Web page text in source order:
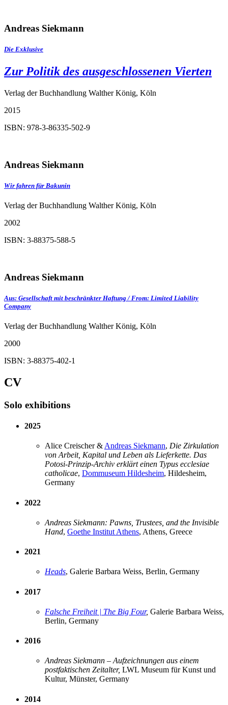
Andreas Siekmann
Die Exklusive
Zur Politik des ausgeschlossenen Vierten
Verlag der Buchhandlung Walther König, Köln
2015
ISBN: 978-3-86335-502-9
Andreas Siekmann
Wir fahren für Bakunin
Verlag der Buchhandlung Walther König, Köln
2002
ISBN: 3-88375-588-5
Andreas Siekmann
Aus: Gesellschaft mit beschränkter Haftung / From: Limited Liability
Company
Verlag der Buchhandlung Walther König, Köln
2000
ISBN: 3-88375-402-1
CV
Solo exhibitions
2025
Alice Creischer & Andreas Siekmann, Die Zirkulation
von Arbeit, Kapital und Leben als Lieferkette. Das
Potosi-Prinzip-Archiv erklärt einen Typus ecclesiae
catholicae, Dommuseum Hildesheim, Hildesheim,
Germany
2022
Andreas Siekmann: Pawns, Trustees, and the Invisible
Hand, Goethe Institut Athens, Athens, Greece
2021
Heads, Galerie Barbara Weiss, Berlin, Germany
2017
Falsche Freiheit | The Big Four, Galerie Barbara Weiss,
Berlin, Germany
2016
Andreas Siekmann – Aufzeichnungen aus einem
postfaktischen Zeitalter, LWL Museum für Kunst und
Kultur, Münster, Germany
2014